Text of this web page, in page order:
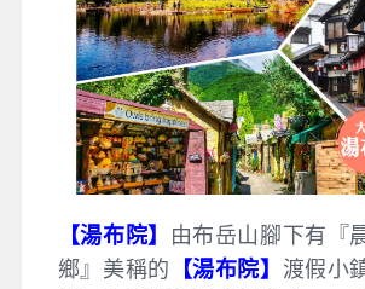
【湯布院】
由布岳山腳下有『
鄉』美稱的 【湯布院】 渡假小